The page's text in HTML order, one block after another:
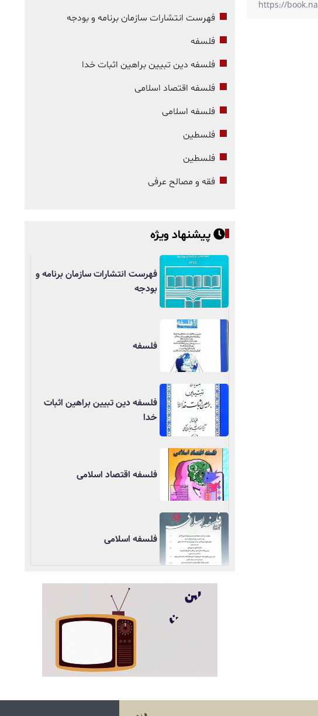
فهرست انتشارات سازمان برنامه و بودجه
فلسفه
فلسفه دین تبیین براهین اثبات خدا
فلسفه اقتصاد اسلامی
فلسفه اسلامی
فلسطین
فلسطین
فقه و مصالح عرفی
پیشنهاد ویژه
فهرست انتشارات سازمان برنامه و
بودجه
فلسفه
فلسفه دین تبیین براهین اثبات
خدا
فلسفه اقتصاد اسلامی
فلسفه اسلامی